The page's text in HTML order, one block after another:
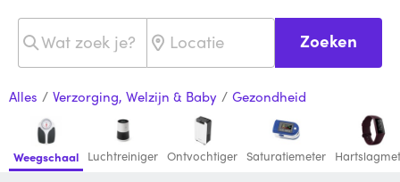
Zoeken
Alles / Verzorging, Welzijn & Baby / Gezondheid
Weegschaal Luchtreiniger Ontvochtiger Saturatiemeter